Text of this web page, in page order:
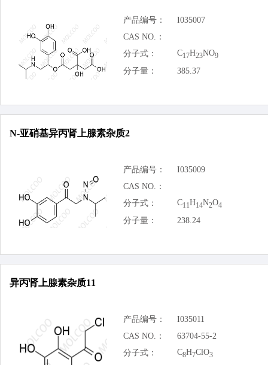
产品编号：
I035007
CAS NO.：
分子式：
C17H23NO9
分子量： 385.37
N-亚硝基异丙肾上腺素杂质2
产品编号：
I035009
CAS NO.：
分子式：
C11H14N2O4
分子量： 238.24
异丙肾上腺素杂质11
产品编号：
I035011
CAS NO.：
63704-55-2
分子式：
C8H7ClO3